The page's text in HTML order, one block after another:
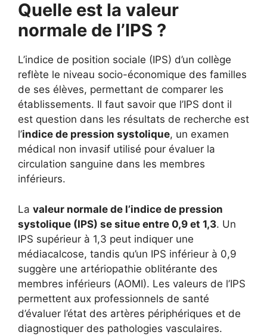
Quelle est la valeur
normale de l’IPS ?
L’indice de position sociale (IPS) d’un collège
reflète le niveau socio-économique des familles
de ses élèves, permettant de comparer les
établissements. Il faut savoir que l’IPS dont il
est question dans les résultats de recherche est
l’indice de pression systolique, un examen
médical non invasif utilisé pour évaluer la
circulation sanguine dans les membres
inférieurs.
La valeur normale de l’indice de pression
systolique (IPS) se situe entre 0,9 et 1,3. Un
IPS supérieur à 1,3 peut indiquer une
médiacalcose, tandis qu’un IPS inférieur à 0,9
suggère une artériopathie oblitérante des
membres inférieurs (AOMI). Les valeurs de l’IPS
permettent aux professionnels de santé
d’évaluer l’état des artères périphériques et de
diagnostiquer des pathologies vasculaires.